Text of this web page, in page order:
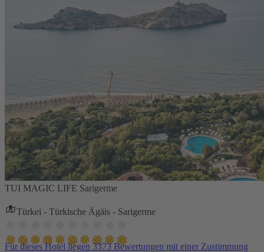
TUI MAGIC LIFE Sarigerme
Türkei - Türkische Ägäis - Sarigerme
Für dieses Hotel liegen 3373 Bewertungen mit einer Zustimmung